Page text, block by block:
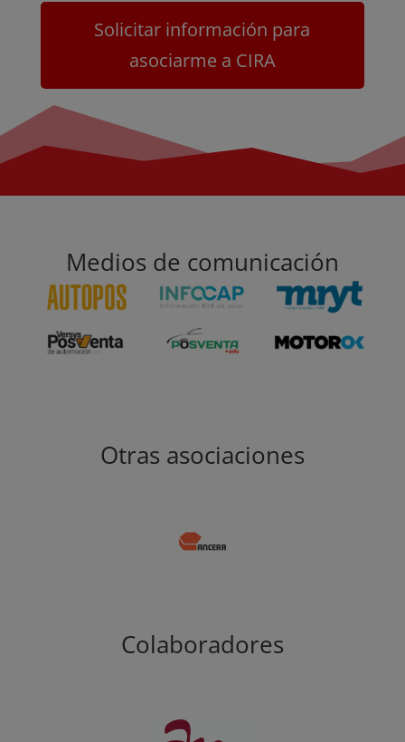
Solicitar información para
asociarme a CIRA
Medios de comunicación
Otras asociaciones
Colaboradores